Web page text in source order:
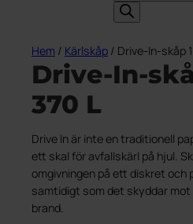
Våra produkter
Se alla produkter →
Inomhus
Avfallskärl
Bottentömmande
Kärlskåp
Papperskorgar
Farligt avfall
Dekaler
Inspiration
Avfallskärl
Bio Select matavfall
Duo Select
Fyrfackskärl
Bottentömmande behållare
Underjordsbehållare
Kärlgarage
Publika platser
Kundcase
Referenser UWS
Referenser fyrfackskärl
Referenser Purecolour®
Referenser källsortering
Nyheter
Om PWS
Om PWS
PWS stöttar Team Rynkeby
Spontanansökan
Utvecklat i Norden
Certifieringar, Kvalite och
Service
Kärlservice
Cirkulär strategi
Service och reparation
Hållbarhet
Cirkulär ekonomi
Kontakt
Hem / Kärlskåp / Drive-In-skåp
Drive-In-
370 L
Drive In är inte en traditionell
ett skal för avfallskärl på hjul.
omgivningen på ett diskret och
samtidigt som det skyddar
brand.